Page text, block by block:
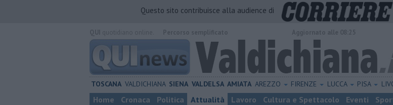
Questo sito contribuisce alla audience di
TOSCANA VALDICHIANA SIENA VALDELSA AMIATA AREZZO FIRENZE LUCCA PISA
Home Cronaca Politica Attualità Lavoro Cultura e Spettacolo Eventi